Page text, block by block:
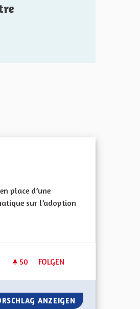
place d’une
sur l’adoption
50 50 FOLLOWER
FOLGEN
CONSULTATION CITOYENNE
ANZEIGEN CONSULTATION